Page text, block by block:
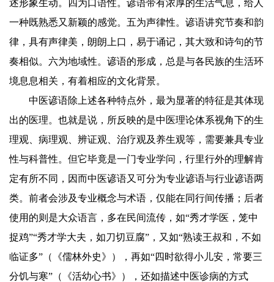
述形象生动。四为口语性。谚语带有浓厚的生活气息，给人
一种既熟悉又新颖的感觉。五为声律性。谚语讲究节奏和韵
律，具有声律美，朗朗上口，易于诵记，其大致和诗句的节
奏相似。六为地域性。谚语的形成，总是与各民族的生活环
境息息相关，有着相应的文化背景。
中医谚语除上述各种特点外，最为显著的特征是其体现
出的医理。也就是说，所反映的是中医理论体系视角下的生
理观、病理观、辨证观、治疗观及养生观等，需要兼具专业
性与科普性。但它毕竟是一门专业学问，行里行外的理解肯
定有所不同，因而中医谚语又可分为专业谚语与行业谚语两
类。前者会涉及专业概念与术语，仅能在同行间传播；后者
使用的则是大众语言，多在民间流传，如“秀才学医，笼中
捉鸡”“秀才学大夫，如刀切豆腐”，又如“熟读王叔和，不如
临证多”（《儒林外史》），再如“四时欲得小儿安，常要三
分饥与寒”（《活幼心书》），还如描述中医诊病的方式